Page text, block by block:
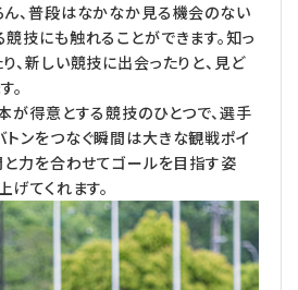
、普段はなかなか見る機会のない
技にも触れることができます。知っ
、新しい競技に出会ったりと、見ど
。
が得意とする競技のひとつで、選手
ンをつなぐ瞬間は大きな観戦ポイ
と力を合わせてゴールを目指す姿
げてくれます。